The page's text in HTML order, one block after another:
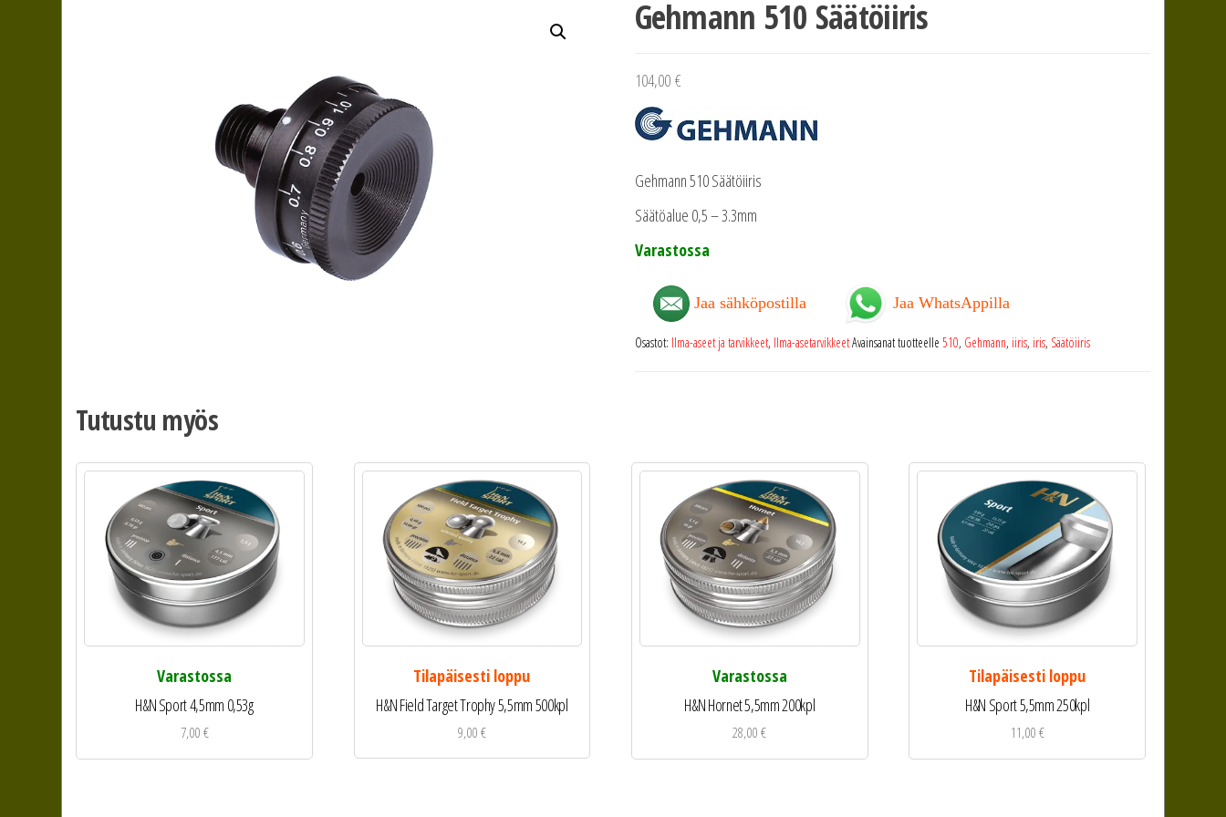
Gehmann 510 Säätöiiris
104,00 €
Gehmann 510 Säätöiiris
Säätöalue 0,5 – 3.3mm
Varastossa
Jaa sähköpostilla Jaa WhatsAppilla
Osastot: Ilma-aseet ja tarvikkeet, Ilma-asetarvikkeetAvainsanat tuotteelle 510, Gehmann, iiris, iris, Säätöiiris
Tutustu myös
Varastossa
H&N Sport 4,5mm 0,53g
7,00€
Tilapäisesti loppu
H&N Field Target Trophy 5,5mm 500kpl
9,00€
Varastossa
H&N Hornet 5,5mm 200kpl
28,00€
Tilapäisesti loppu
H&N Sport 5,5mm 250kpl
11,00€